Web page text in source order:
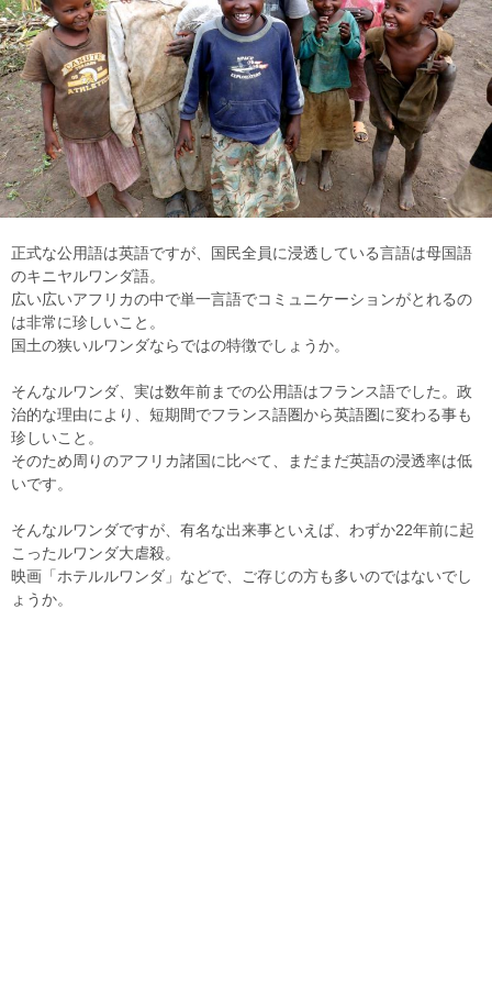
正式な公用語は英語ですが、国民全員に浸透している言語は母国語
のキニヤルワンダ語。
広い広いアフリカの中で単一言語でコミュニケーションがとれるの
は非常に珍しいこと。
国土の狭いルワンダならではの特徴でしょうか。
そんなルワンダ、実は数年前までの公用語はフランス語でした。政
治的な理由により、短期間でフランス語圏から英語圏に変わる事も
珍しいこと。
そのため周りのアフリカ諸国に比べて、まだまだ英語の浸透率は低
いです。
そんなルワンダですが、有名な出来事といえば、わずか22年前に起
こったルワンダ大虐殺。
映画「ホテルルワンダ」などで、ご存じの方も多いのではないでし
ょうか。